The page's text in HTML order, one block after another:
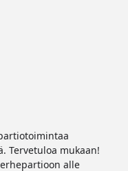
Tervetuloa mukaan!
alle